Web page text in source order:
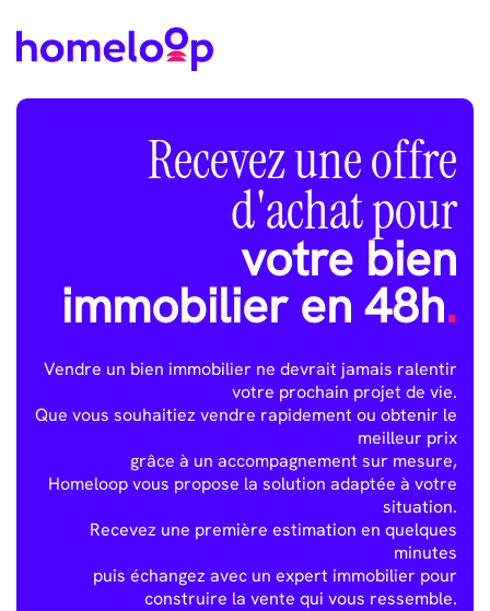
Recevez une offre
d'achat pour
votre bien
immobilier en 48h.
Vendre un bien immobilier ne devrait jamais ralentir
votre prochain projet de vie.
Que vous souhaitiez vendre rapidement ou obtenir le
meilleur prix
grâce à un accompagnement sur mesure,
Homeloop vous propose la solution adaptée à votre
situation.
Recevez une première estimation en quelques
minutes
puis échangez avec un expert immobilier pour
construire la vente qui vous ressemble.